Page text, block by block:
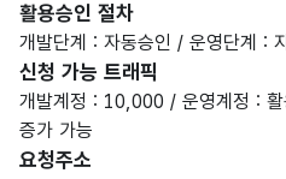
활용승인 절차
개발단계 : 자동승인 / 운영단계 :
신청 가능 트래픽
개발계정 : 10,000 / 운영계정 : 활
증가 가능
요청주소